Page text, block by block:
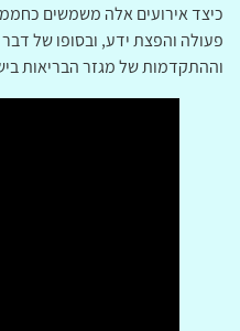
כיצד אירועים אלה משמשים
פעולה והפצת ידע, ובסופו של
וההתקדמות של מגזר הבריאות